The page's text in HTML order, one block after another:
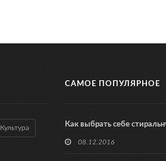
Культура
САМОЕ ПОПУЛЯРНОЕ
Как выбрать себе
08.12.2016